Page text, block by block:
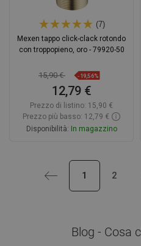
(7)
Mexen tappo click-clack rotondo
con troppopieno, oro - 79920-50
15,90 € -19,56%
12,79 €
Prezzo di listino: 15,90 €
Prezzo più basso: 12,79 €
Disponibilità: In magazzino
favorite_border Preferito
Confrontare
Precedente
1 2
Blog - Cosa